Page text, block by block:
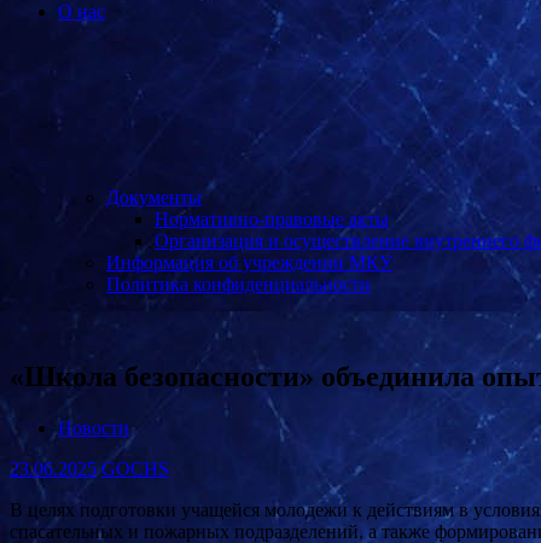
О нас
Документы
Нормативно-правовые акты
Организация и осуществление внутреннего
Информация об учреждении МКУ
Политика конфиденциальности
«Школа безопасности» объединила
Новости
23.06.2025 GOCHS
В целях подготовки учащейся молодежи к действиям в
спасательных и пожарных подразделений, а также